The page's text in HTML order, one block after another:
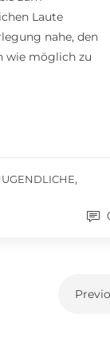
Laute
nahe, den
wie möglich zu
,